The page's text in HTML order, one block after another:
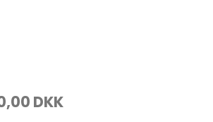
DKK